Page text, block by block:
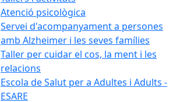
Atenció psicològica
Servei d'acompanyament a persones
amb Alzheimer i les seves famílies
Taller per cuidar el cos, la ment i les
relacions
Escola de Salut per a Adultes i Adults -
ESARE